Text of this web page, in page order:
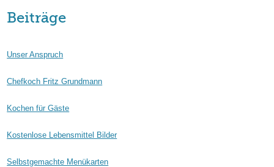
Beiträge
Unser Anspruch
Chefkoch Fritz Grundmann
Kochen für Gäste
Kostenlose Lebensmittel Bilder
Selbstgemachte Menükarten